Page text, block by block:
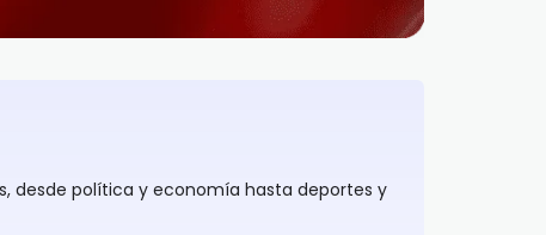
desde política y economía hasta deportes y